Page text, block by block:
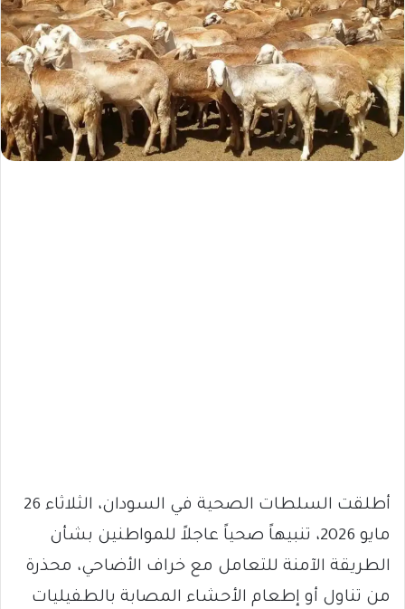
أطلقت السلطات الصحية في السودان، الثلاثاء 26
مايو 2026، تنبيهاً صحياً عاجلاً للمواطنين بشأن
الطريقة الآمنة للتعامل مع خراف الأضاحي، محذرة
من تناول أو إطعام الأحشاء المصابة بالطفيليات